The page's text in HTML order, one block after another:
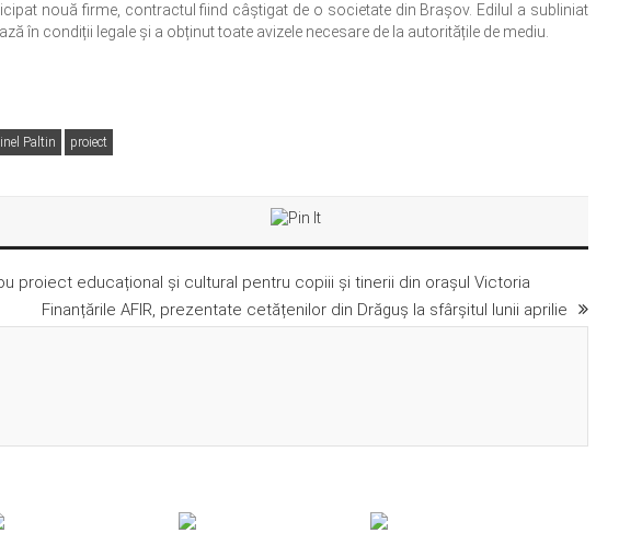
nouă firme, contractul fiind câștigat de o societate din Brașov. Edilul a subliniat
în condiții legale și a obținut toate avizele necesare de la autoritățile de mediu.
Paltin proiect
proiect educațional și cultural pentru copiii și tinerii din orașul Victoria
Finanțările AFIR, prezentate cetățenilor din Drăguș la sfârșitul lunii aprilie